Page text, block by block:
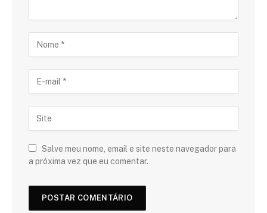
Salve meu nome, email e site neste navegador para
a próxima vez que eu comentar.